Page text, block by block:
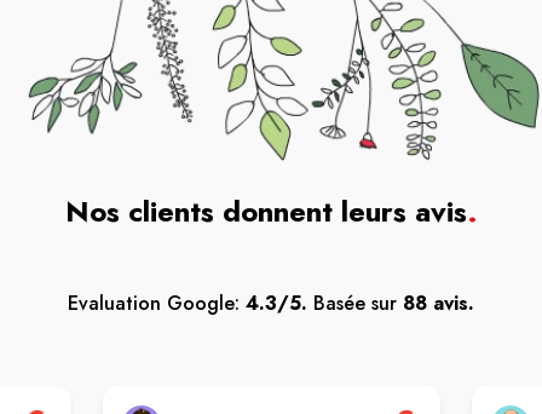
Nos clients donnent leurs avis.
Evaluation Google: 4.3/5. Basée sur 88 avis.